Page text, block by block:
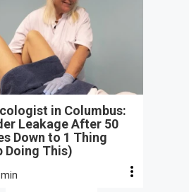
in Columbus:
Leakage After 50
Down to 1 Thing
Doing This)